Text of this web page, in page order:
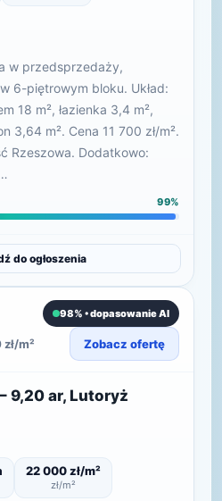
w przedsprzedaży,
6-piętrowym bloku. Układ:
18 m², łazienka 3,4 m²,
3,64 m². Cena 11 700 zł/m².
Rzeszowa. Dodatkowo:
99%
do ogłoszenia
98% • dopasowanie AI
m² Zobacz ofertę
9,20 ar, Lutoryż
22 000 zł/m²
zł/m²